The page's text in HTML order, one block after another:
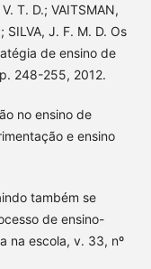
T. D.; VAITSMAN,
SILVA, J. F. M. D. Os
de ensino de
248-255, 2012.
no ensino de
e ensino
também se
de ensino-
na escola, v. 33, nº